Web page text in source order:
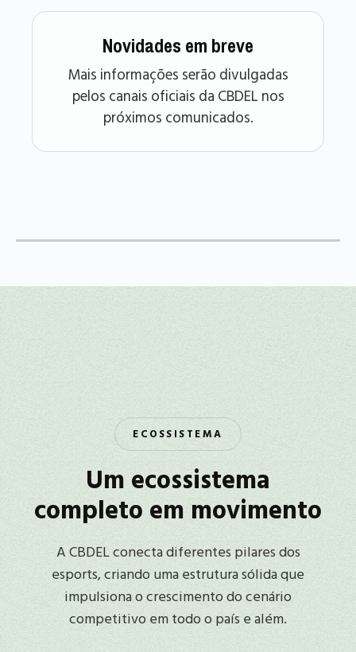
Novidades em breve
Mais informações serão divulgadas
pelos canais oficiais da CBDEL nos
próximos comunicados.
ECOSSISTEMA
Um ecossistema
completo em movimento
A CBDEL conecta diferentes pilares dos
esports, criando uma estrutura sólida que
impulsiona o crescimento do cenário
competitivo em todo o país e além.